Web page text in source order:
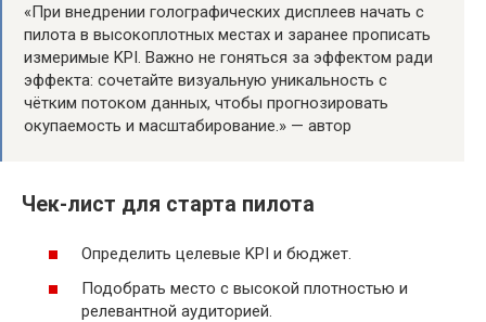
«При внедрении голографических дисплеев начать с
пилота в высокоплотных местах и заранее прописать
измеримые KPI. Важно не гоняться за эффектом ради
эффекта: сочетайте визуальную уникальность с
чётким потоком данных, чтобы прогнозировать
окупаемость и масштабирование.» — автор
Чек-лист для старта пилота
Определить целевые KPI и бюджет.
Подобрать место с высокой плотностью и
релевантной аудиторией.